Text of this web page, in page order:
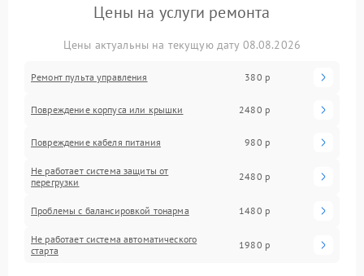
Цены на услуги ремонта
Цены актуальны на текущую дату 08.08.2026
Ремонт пульта управления 380 р
Повреждение корпуса или крышки 2480 р
Повреждение кабеля питания 980 р
Не работает система защиты от
перегрузки
2480 р
Проблемы с балансировкой тонарма 1480 р
Не работает система автоматического
старта
1980 р